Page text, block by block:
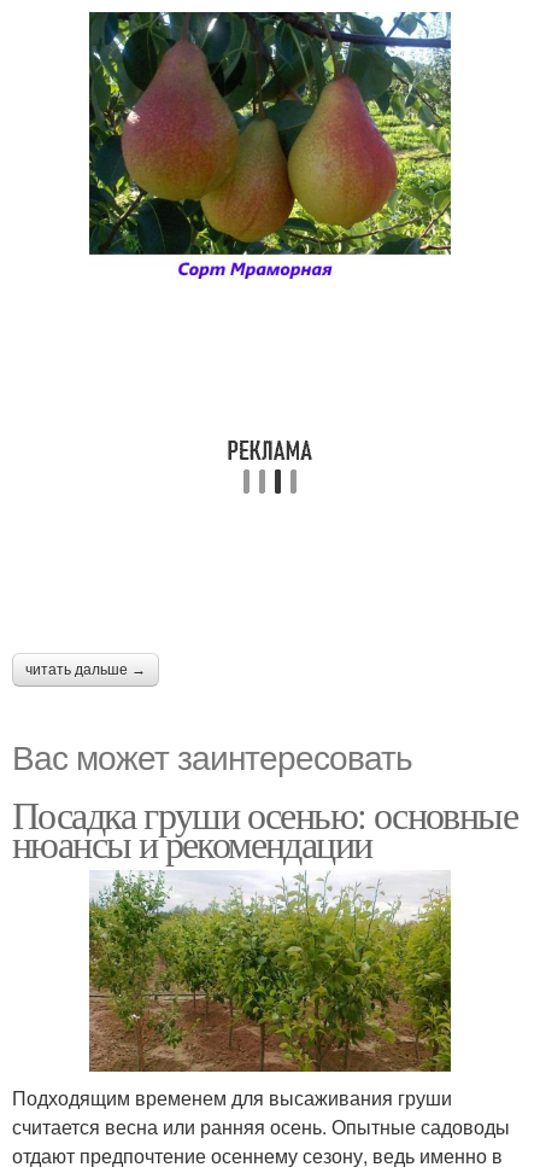
читать дальше →
Вас может заинтересовать
Посадка груши осенью: основные
нюансы и рекомендации
Подходящим временем для высаживания груши
считается весна или ранняя осень. Опытные садоводы
отдают предпочтение осеннему сезону, ведь именно в